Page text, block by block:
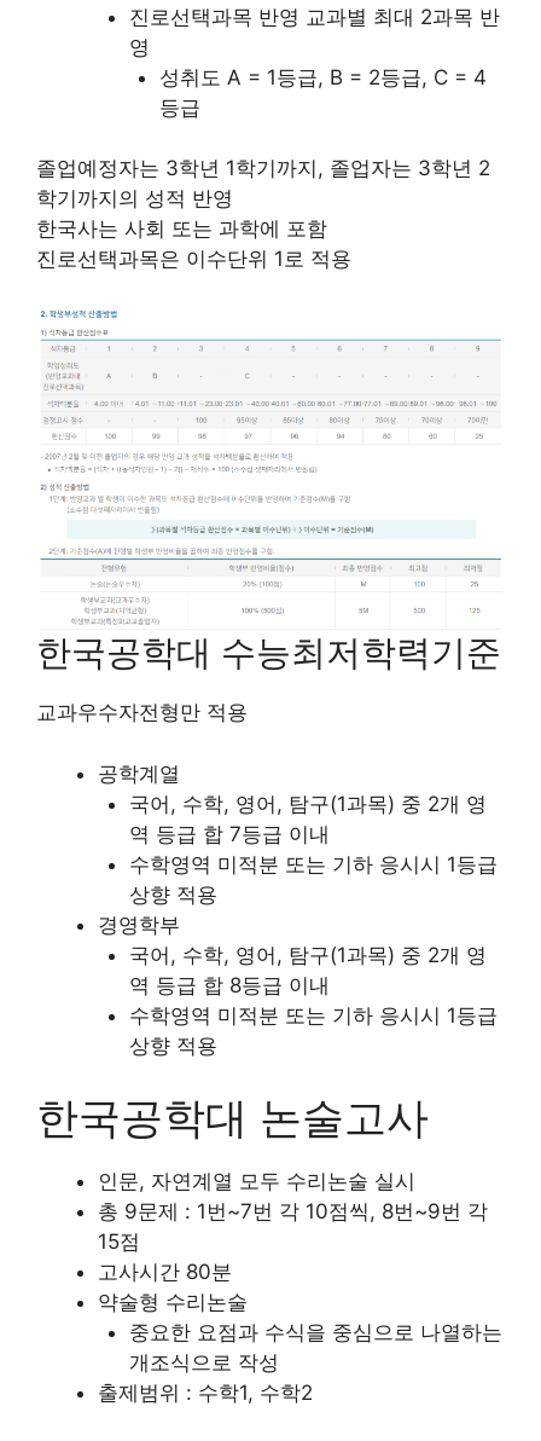
진로선택과목 반영 교과별 최대 2과목 반
영
성취도 A = 1등급, B = 2등급, C = 4
등급
졸업예정자는 3학년 1학기까지, 졸업자는 3학년 2
학기까지의 성적 반영
한국사는 사회 또는 과학에 포함
진로선택과목은 이수단위 1로 적용
한국공학대 수능최저학력기준
교과우수자전형만 적용
공학계열
국어, 수학, 영어, 탐구(1과목) 중 2개 영
역 등급 합 7등급 이내
수학영역 미적분 또는 기하 응시시 1등급
상향 적용
경영학부
국어, 수학, 영어, 탐구(1과목) 중 2개 영
역 등급 합 8등급 이내
수학영역 미적분 또는 기하 응시시 1등급
상향 적용
한국공학대 논술고사
인문, 자연계열 모두 수리논술 실시
총 9문제 : 1번~7번 각 10점씩, 8번~9번 각
15점
고사시간 80분
약술형 수리논술
중요한 요점과 수식을 중심으로 나열하는
개조식으로 작성
출제범위 : 수학1, 수학2